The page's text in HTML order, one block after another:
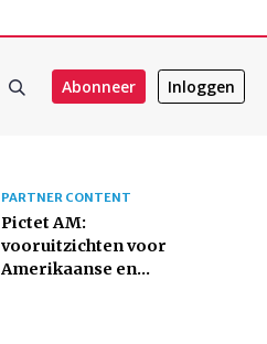
Abonneer Inloggen
PARTNER CONTENT
Pictet AM:
vooruitzichten voor
Amerikaanse en